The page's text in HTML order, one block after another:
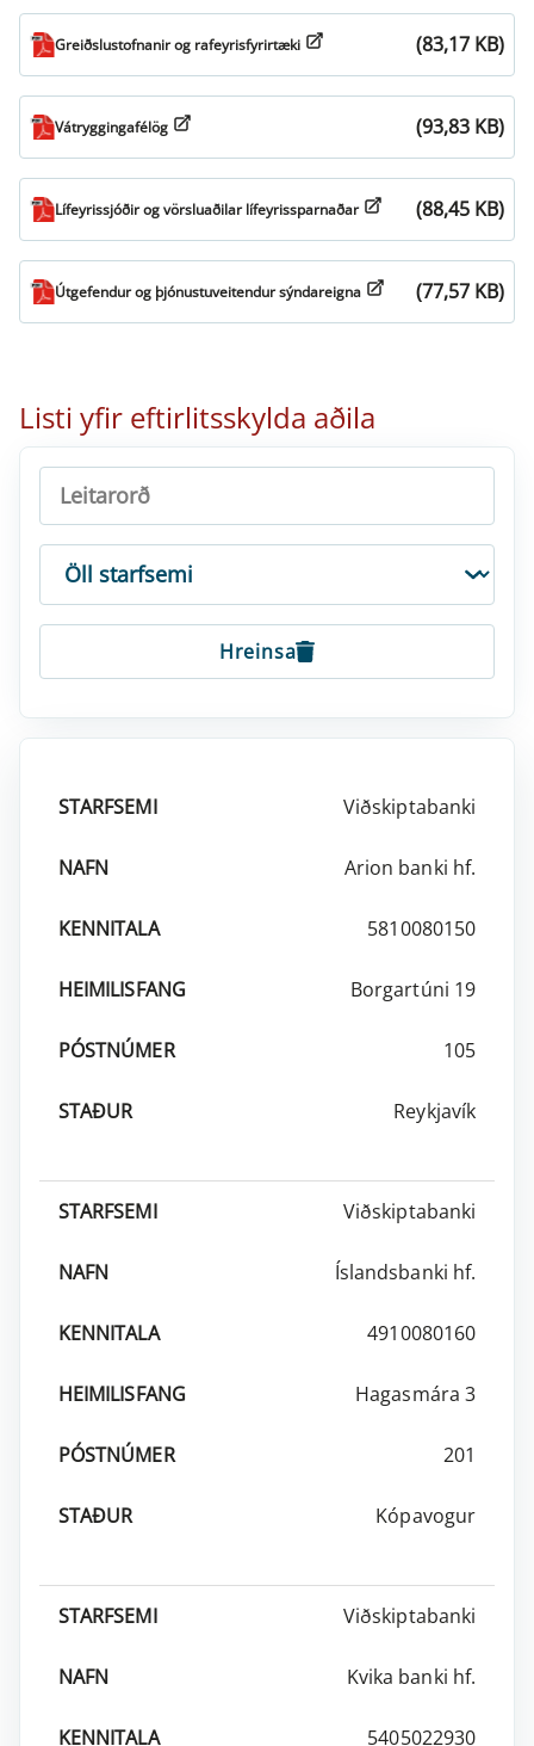
Greiðslustofnanir og rafeyrisfyrirtæki (83,17 KB)
Vátryggingafélög (93,83 KB)
Lífeyrissjóðir og vörsluaðilar lífeyrissparnaðar (88,45 KB)
Útgefendur og þjónustuveitendur sýndareigna (77,57 KB)
Listi yfir eftirlitsskylda aðila
LEITARORÐ
STARFSEMI
Hreinsa
STARFSEMI HEIMILISFANG
Viðskiptabanki
Arion banki hf.
5810080150
Borgartúni 19
105
Reykjavík
Viðskiptabanki
Íslandsbanki hf.
4910080160
Hagasmára 3
201
Kópavogur
Viðskiptabanki
Kvika banki hf.
5405022930